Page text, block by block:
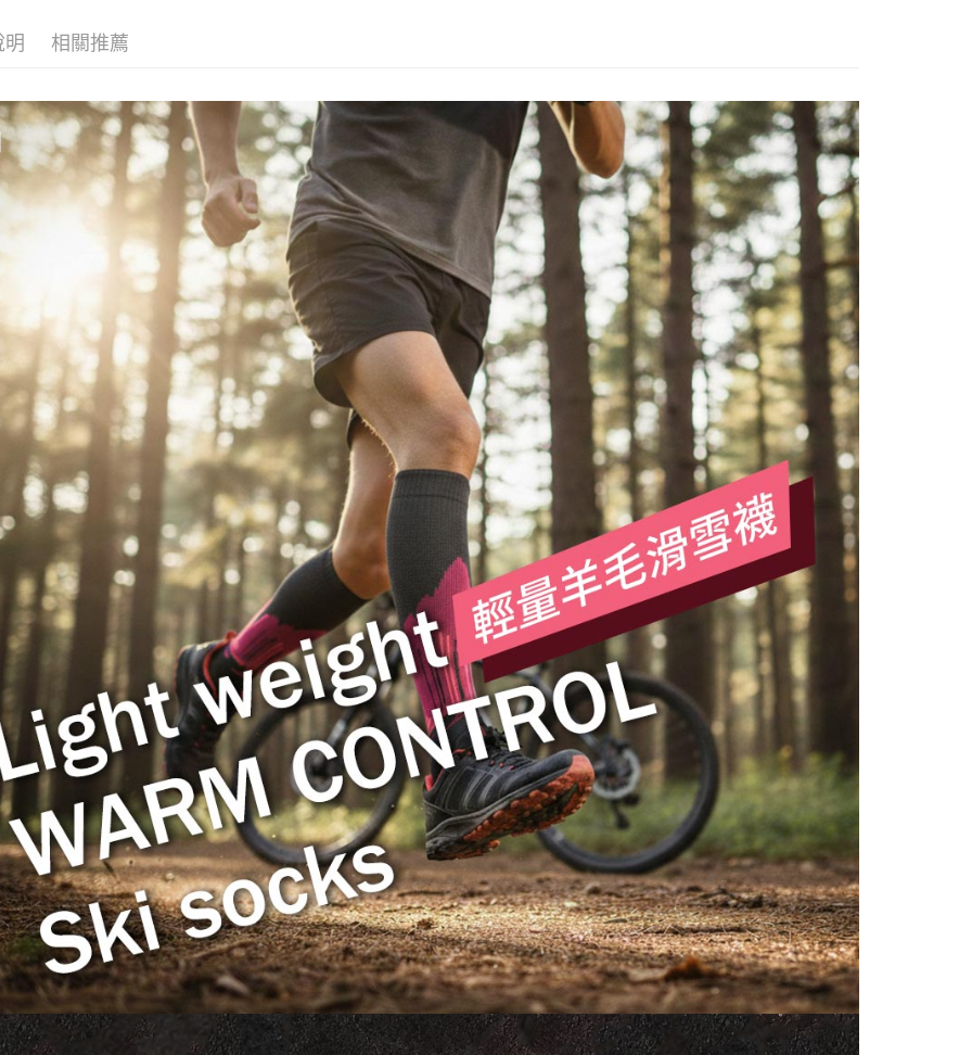
【注意事項】
１．透過由恩沛科技股份有限公司提供之「AFTEE先享後付」服務完成之
交易，需依本服務之必要範圍內提供個人資料，並將交易相關給付款項請
求債權轉讓予恩沛科技股份有限公司。
２．關於個人資料處理事宜，請瀏覽以下網址：
https://aftee.tw/terms/#terms3
３．未成年的使用者請事先徵得法定代理人或監護人之同意方可使用
「AFTEE先享後付」，若未經同意申辦者引起之損失，本公司不負相關責
任。
４．使用「AFTEE先享後付」時，將依據個別帳號之用戶狀況，依本公司
即時審查核予不同之上限額度；若仍有額度不足之情形，本公司將視審查
結果請求用戶進行身份認證。
５．嚴禁一人註冊多個帳號或使用他人資訊註冊。若發現惡意使用之情
形，恩沛科技股份有限公司將有權停止該用戶之使用額度並採取法律行
動。
付款後門市自取
免運費
貨到付款
每筆NT$130，滿NT$3,000(含以上)免運費
明 相關推薦